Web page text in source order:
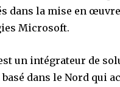
dans la mise en
Microsoft.
un intégrateur de
dans le Nord qui